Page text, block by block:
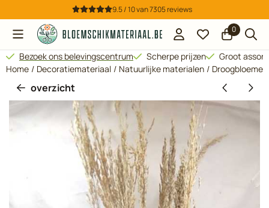
Cookievoorkeuren zijn beschikbaar. Kies instellingen of sta
9.5 / 10van7305reviews
0
Bezoek ons belevingscentrum Scherpe prijzen
Groot
Home / Decoratiemateriaal / Natuurlijke materialen / Droogbloemen
overzicht